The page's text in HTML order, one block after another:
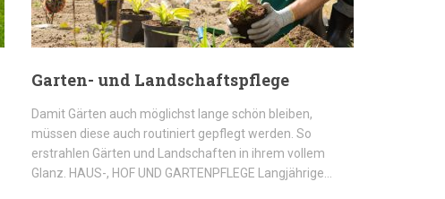
Garten- und Landschaftspflege
Damit Gärten auch möglichst lange schön bleiben,
müssen diese auch routiniert gepflegt werden. So
erstrahlen Gärten und Landschaften in ihrem vollem
Glanz. HAUS-, HOF UND GARTENPFLEGE Langjährige…